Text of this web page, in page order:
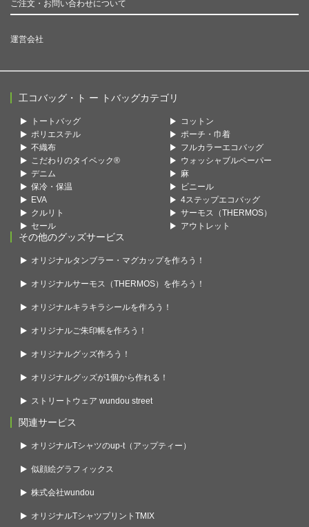
ご注文・お問い合わせについて
運営会社
工コバッグ・ト ー トバッグカテゴリ
トートバッグ
コットン
ポリエステル
ポーチ・巾着
不織布
フルカラーエコバッグ
こだわりのタイベック®
ウォッシャブルペーパー
デニム
麻
保冷・保温
ビニール
EVA
4ステップエコバッグ
クルリト
サーモス（THERMOS）
セール
アウトレット
その他のグッズサービス
オリジナルタンブラー・マグカップを作ろう！
オリジナルサーモス（THERMOS）を作ろう！
オリジナルキラキラシールを作ろう！
オリジナルご朱印帳を作ろう！
オリジナルグッズ作ろう！
オリジナルグッズが1個から作れる！
ストリートウェア wundou street
関連サービス
オリジナルTシャツのup-t（アップティー）
似顔絵グラフィックス
株式会社wundou
オリジナルTシャツプリントTMIX